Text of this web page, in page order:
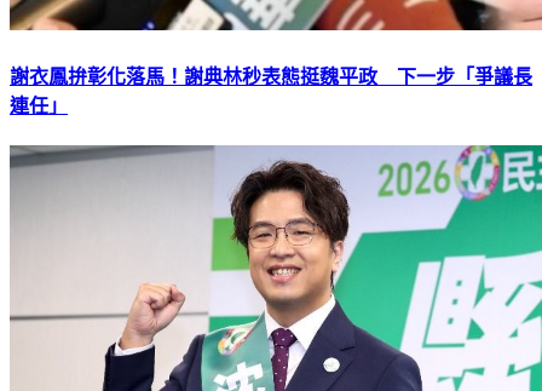
謝衣鳳拚彰化落馬！謝典林秒表態挺魏平政 下一步「爭議長
連任」